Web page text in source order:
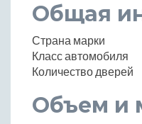
Общая
Страна марки
Класс автомобиля
Количество дверей
Объем и